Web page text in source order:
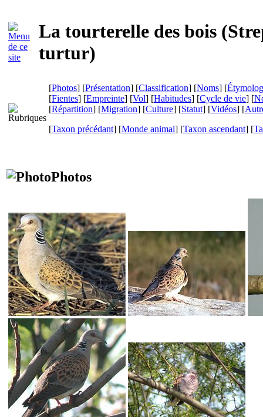
La tourterelle des bois (
turtur)
[Photos] [Présentation] [Classification] [Noms] [
[Fientes] [Empreinte] [Vol] [Habitudes] [Cycle de vie] [
[Répartition] [Migration] [Culture] [Statut] [Vidéos] [
[Taxon précédant] [Monde animal] [Taxon ascendant] [
Photos